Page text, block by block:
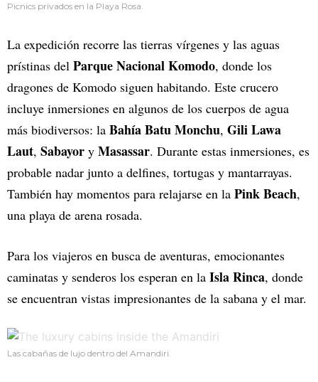
Picnics privados en la Playa Rosa.
La expedición recorre las tierras vírgenes y las aguas
prístinas del Parque Nacional Komodo, donde los
dragones de Komodo siguen habitando. Este crucero
incluye inmersiones en algunos de los cuerpos de agua
más biodiversos: la BahíaBatu Monchu, Gili Lawa
Laut, Sabayor y Masassar. Durante estas inmersiones, es
probable nadar junto a delfines, tortugas y mantarrayas.
También hay momentos para relajarse en la Pink Beach,
una playa de arena rosada.
Para los viajeros en busca de aventuras, emocionantes
caminatas y senderos los esperan en la IslaRinca, donde
se encuentran vistas impresionantes de la sabana y el mar.
Las cabañas de lujo dentro del Amandiri.